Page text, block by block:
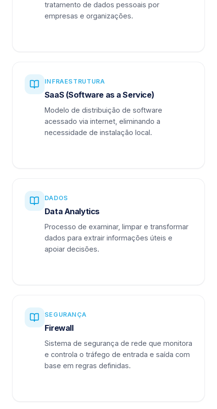
tratamento de dados pessoais por
empresas e organizações.
INFRAESTRUTURA
SaaS (Software as a Service)
Modelo de distribuição de software
acessado via internet, eliminando a
necessidade de instalação local.
DADOS
Data Analytics
Processo de examinar, limpar e transformar
dados para extrair informações úteis e
apoiar decisões.
SEGURANÇA
Firewall
Sistema de segurança de rede que monitora
e controla o tráfego de entrada e saída com
base em regras definidas.